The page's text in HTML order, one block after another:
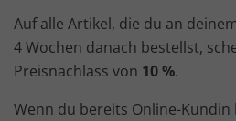
Auf alle Artikel, die du an
4 Wochen danach bestellst,
Preisnachlass von 10 %.
Wenn du bereits Online-